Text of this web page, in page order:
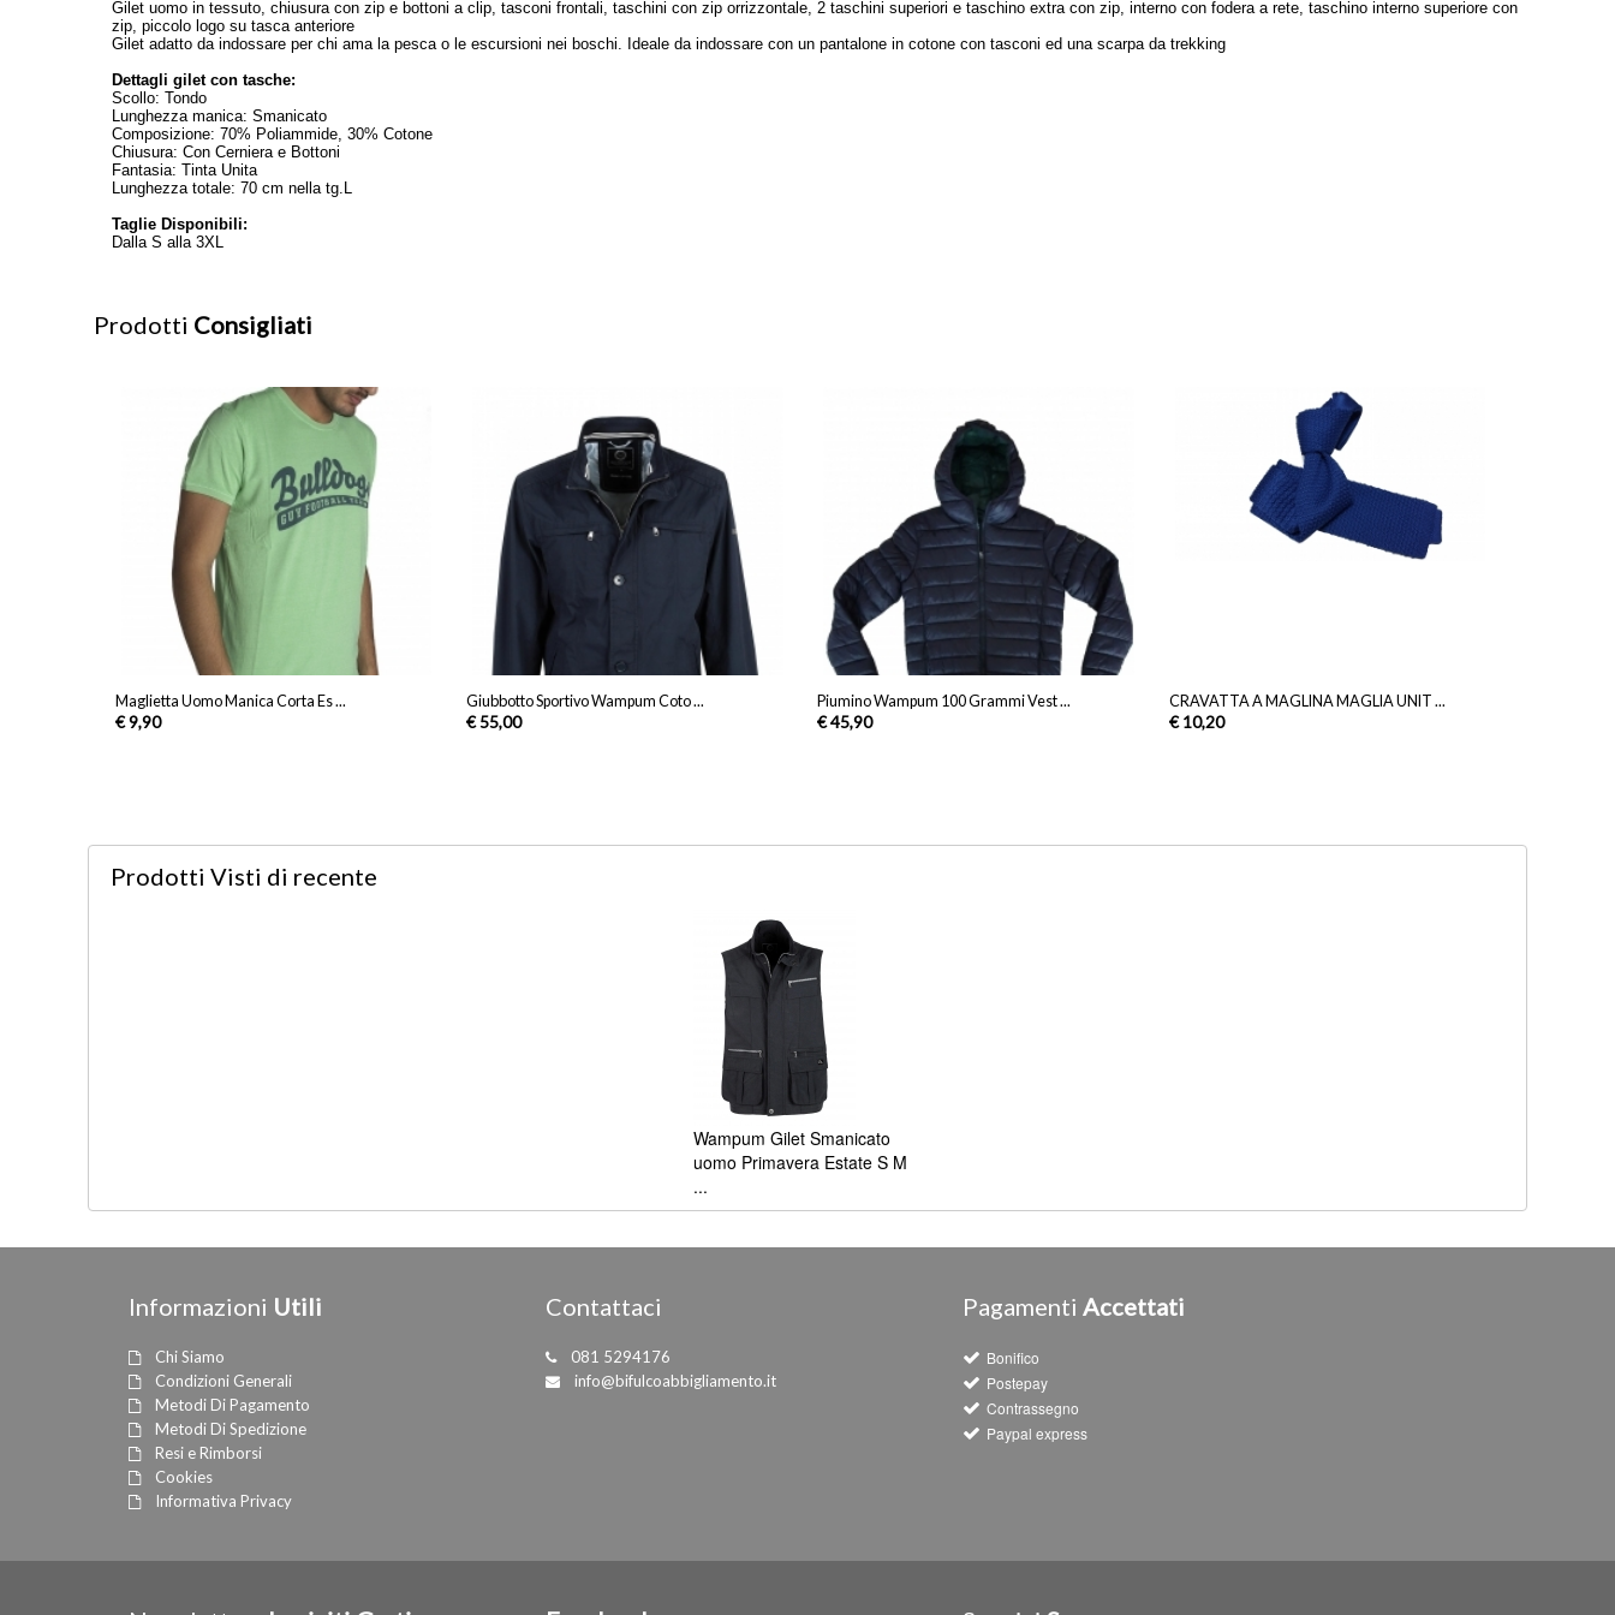
Gilet uomo in tessuto, chiusura con zip e bottoni a clip, tasconi frontali, taschini con zip orrizzontale, 2 taschini superiori e taschino extra con zip, interno con fodera a rete, taschino interno superiore con
zip, piccolo logo su tasca anteriore
Gilet adatto da indossare per chi ama la pesca o le escursioni nei boschi. Ideale da indossare con un pantalone in cotone con tasconi ed una scarpa da trekking
Dettagligilet con tasche:
Scollo: Tondo
Lunghezza manica: Smanicato
Composizione: 70% Poliammide, 30% Cotone
Chiusura: Con Cerniera e Bottoni
Fantasia: Tinta Unita
Lunghezza totale: 70 cm nella tg.L
Taglie Disponibili:
Dalla S alla 3XL
Prodotti Consigliati
Maglietta Uomo Manica Corta Es ...
€ 9,90
Giubbotto Sportivo Wampum Coto ...
€ 55,00
Piumino Wampum 100 Grammi Vest ...
€ 45,90
CRAVATTA A MAGLINA MAGLIA UNIT ...
€ 10,20
Prodotti Visti di recente
Wampum Gilet Smanicato
uomo Primavera Estate S M
...
Informazioni Utili
Chi Siamo
Condizioni Generali
Metodi Di Pagamento
Metodi Di Spedizione
Resi e Rimborsi
Cookies
Informativa Privacy
Contattaci
081 5294176
info@bifulcoabbigliamento.it
Pagamenti Accettati
Bonifico
Postepay
Contrassegno
Paypal express